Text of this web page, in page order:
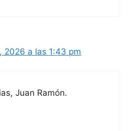
2026 a las 1:43 pm
Juan Ramón.